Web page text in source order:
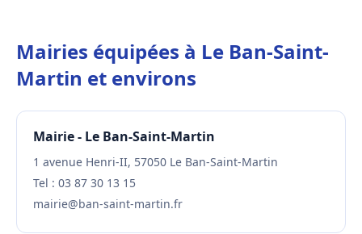
Mairies équipées à Le Ban-Saint-
Martin et environs
Mairie - Le Ban-Saint-Martin
1 avenue Henri-II, 57050 Le Ban-Saint-Martin
Tel : 03 87 30 13 15
mairie@ban-saint-martin.fr